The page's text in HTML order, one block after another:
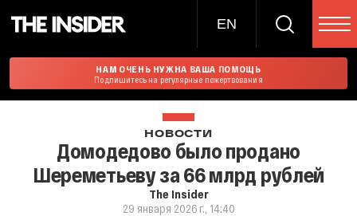
EN
НАМ ОЧЕНЬ НУЖНА ВАША ПОМОЩЬ
Подпишитесь на регулярные пожертвования
НОВОСТИ
Домодедово было продано
Шереметьеву за 66 млрд рублей
The Insider
29 января 2026 г., 14:40